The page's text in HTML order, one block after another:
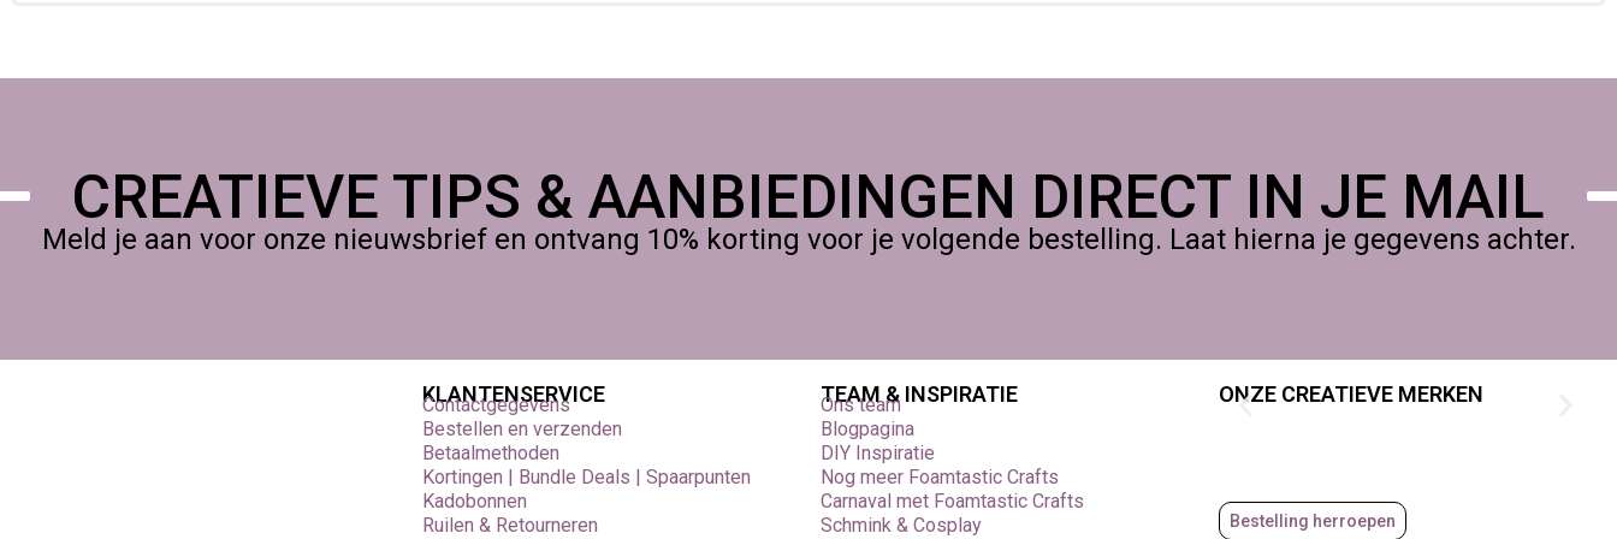
CREATIEVE TIPS & AANBIEDINGEN DIRECT IN JE MAIL
Meld je aan voor onze nieuwsbrief en ontvang 10% korting voor je volgende bestelling. Laat hierna je gegevens achter.
KLANTENSERVICE
Contactgegevens
Bestellen en verzenden
Betaalmethoden
Kortingen | Bundle Deals | Spaarpunten
Kadobonnen
Ruilen & Retourneren
TEAM & INSPIRATIE
Ons team
Blogpagina
DIY Inspiratie
Nog meer Foamtastic Crafts
Carnaval met Foamtastic Crafts
Schmink & Cosplay
ONZE CREATIEVE MERKEN
Bestelling herroepen